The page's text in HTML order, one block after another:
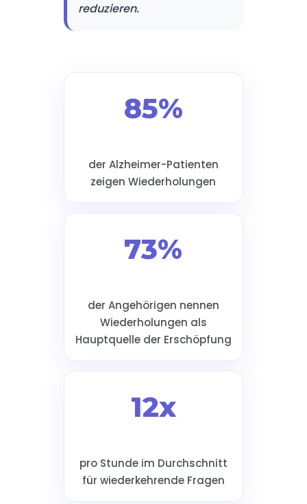
reduzieren.
85%
der Alzheimer-Patienten
zeigen Wiederholungen
73%
der Angehörigen nennen
Wiederholungen als
Hauptquelle der Erschöpfung
12x
pro Stunde im Durchschnitt
für wiederkehrende Fragen